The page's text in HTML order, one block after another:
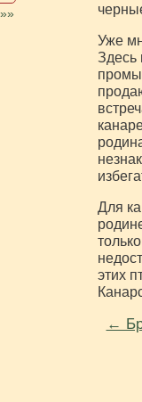
Уже
Здесь
Для
этих
←